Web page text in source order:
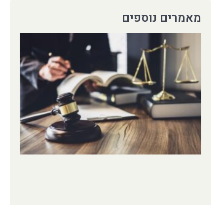
מאמרים נוספים